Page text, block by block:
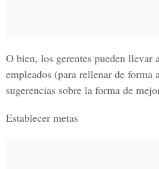
O bien, los gerentes pueden llevar
empleados (para rellenar de forma
sugerencias sobre la forma de
Establecer metas